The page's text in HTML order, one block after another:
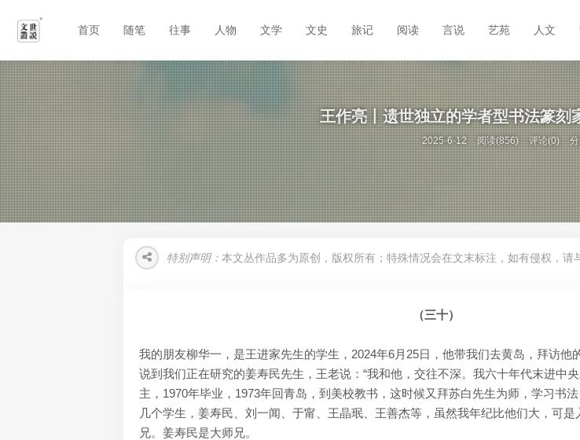
首页 随笔 往事 人物 文学 文史 旅记 阅读 言说 艺苑 人文
王作亮丨遗世独立的学者型书法篆刻
2025-6-12 阅读(856) 评论(0)
特别声明： 本文丛作品多为原创，版权所有；特殊情况会在文末标注，如有侵权，请
（三十）
我的朋友柳华一，是王进家先生的学生，2024年6月25日，他带我们去黄岛，拜访他
说到我们正在研究的姜寿民先生，王老说：“我和他，交往不深。我六十年代末进中
主，1970年毕业，1973年回青岛，到美校教书，这时候又拜苏白先生为师，学习书
几个学生，姜寿民、刘一闻、于甯、王晶珉、王善杰等，虽然我年纪比他们大，可
兄。姜寿民是大师兄。